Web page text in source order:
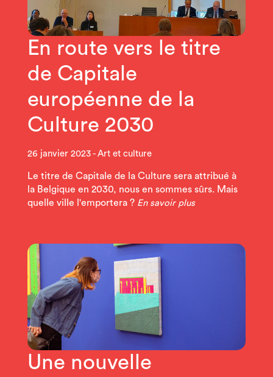
En route vers le titre
de Capitale
européenne de la
Culture 2030
26 janvier 2023 Art et culture
Le titre de Capitale de la Culture sera attribué à
la Belgique en 2030, nous en sommes sûrs. Mais
quelle ville l'emportera ? En savoir plus
Une nouvelle